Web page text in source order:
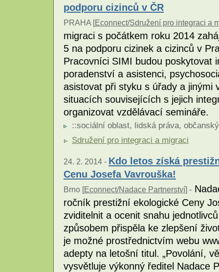
podporu cizinců v ČR
PRAHA [Econnect/Sdružení pro integraci a
migraci s počátkem roku 2014
5 na podporu cizinek a cizinců v
Pracovníci SIMI budou poskytovat
poradenství a asistenci,
asistovat při styku s úřady a jinými
situacích souvisejících s jejich
organizovat vzdělávací semináře.
::sociální oblast, lidská práva,
Sdružení pro integraci a migraci
24. 2. 2014 - Kdo letos získá
Cenu Josefa Vavrouška!
Brno [Econnect/Nadace Partnerství] -
ročník prestižní ekologické Ceny
zviditelnit a ocenit snahu
způsobem přispěla ke zlepšení
je možné prostřednictvím webu
adepty na letošní titul. „Povolání,
vysvětluje výkonný ředitel Nadace